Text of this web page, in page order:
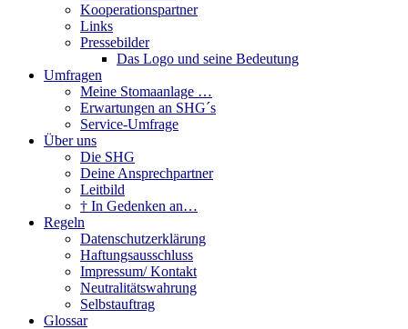
Kooperationspartner
Links
Pressebilder
Das Logo und seine Bedeutung
Umfragen
Meine Stomaanlage …
Erwartungen an SHG´s
Service-Umfrage
Über uns
Die SHG
Deine Ansprechpartner
Leitbild
† In Gedenken an…
Regeln
Datenschutzerklärung
Haftungsausschluss
Impressum/ Kontakt
Neutralitätswahrung
Selbstauftrag
Glossar